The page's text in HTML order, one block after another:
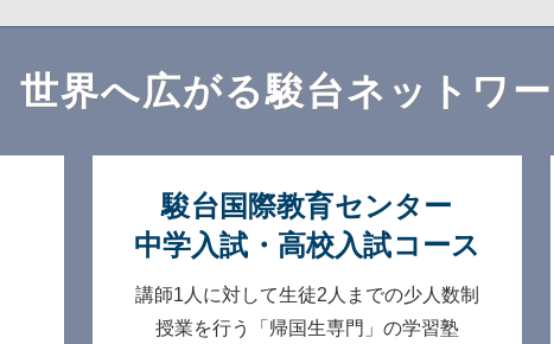
世界へ広がる駿台ネットワ
駿台国際教育センター
中学入試・高校入試コース
講師1人に対して生徒2人までの少人数制
授業を行う「帰国生専門」の学習塾